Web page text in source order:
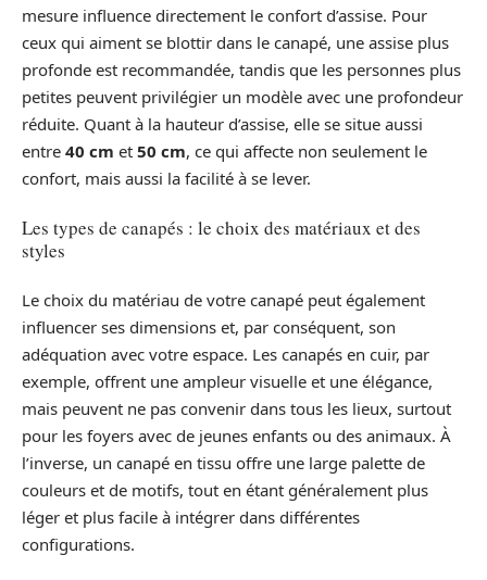
mesure influence directement le confort d’assise. Pour
ceux qui aiment se blottir dans le canapé, une assise plus
profonde est recommandée, tandis que les personnes plus
petites peuvent privilégier un modèle avec une profondeur
réduite. Quant à la hauteur d’assise, elle se situe aussi
entre 40 cm et 50 cm, ce qui affecte non seulement le
confort, mais aussi la facilité à se lever.
Les types de canapés : le choix des matériaux et des
styles
Le choix du matériau de votre canapé peut également
influencer ses dimensions et, par conséquent, son
adéquation avec votre espace. Les canapés en cuir, par
exemple, offrent une ampleur visuelle et une élégance,
mais peuvent ne pas convenir dans tous les lieux, surtout
pour les foyers avec de jeunes enfants ou des animaux. À
l’inverse, un canapé en tissu offre une large palette de
couleurs et de motifs, tout en étant généralement plus
léger et plus facile à intégrer dans différentes
configurations.